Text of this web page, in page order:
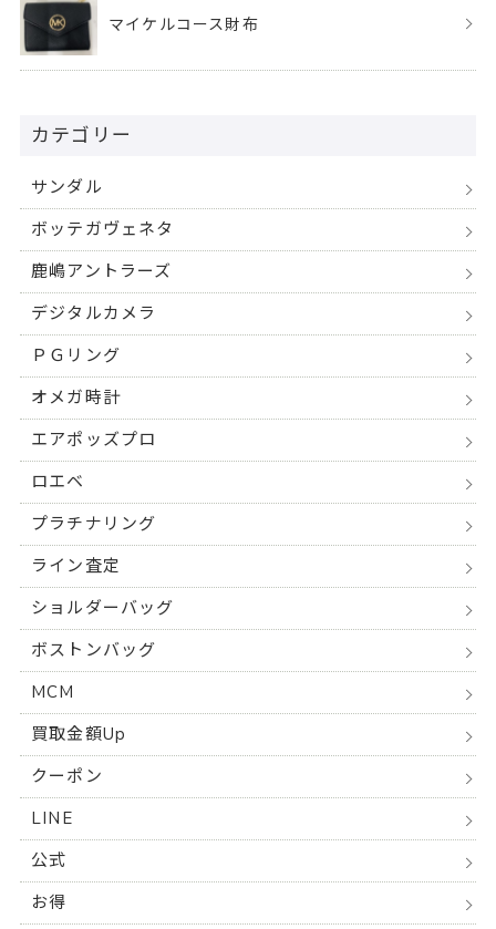
マイケルコース財布
カテゴリー
サンダル
ボッテガヴェネタ
鹿嶋アントラーズ
デジタルカメラ
ＰＧリング
オメガ時計
エアポッズプロ
ロエベ
プラチナリング
ライン査定
ショルダーバッグ
ボストンバッグ
MCM
買取金額Up
クーポン
LINE
公式
お得